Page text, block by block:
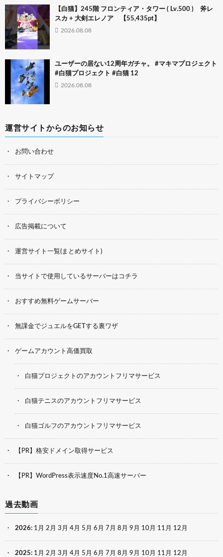
【白猫】245階 フロンティア・タワー ( Lv.500 ) 斧レ
スカ + 大剣エレノア 【55,435pt】
2026.08.08
ユーザーの居ない12周年ガチャ。 #マキマプロジェクト
#白猫プロジェクト #白猫 12
2026.08.08
運営サイトからのお知らせ
お問い合わせ
サイトマップ
プライバシーポリシー
広告掲載について
運営サイト一覧(まとめサイト)
当サイトで使用しているサーバーはコチラ
おすすめ無料ゲームサーバー
無課金でジュエルをGETする裏ワザ
ゲームアカウント高価買取
白猫プロジェクトのアカウントフリマサービス
白猫テニスのアカウントフリマサービス
白猫ゴルフのアカウントフリマサービス
【PR】格安ドメイン取得サービス
【PR】WordPress表示速度No.1高速サーバー
過去動画
2026: 1月 2月 3月 4月 5月 6月 7月 8月 9月 10月 11月 12月
2025: 1月 2月 3月 4月 5月 6月 7月 8月 9月 10月 11月 12月